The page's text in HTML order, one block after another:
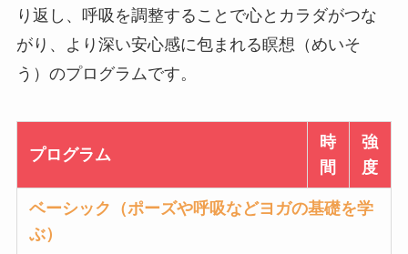
り返し、呼吸を調整することで心とカラダがつな
がり、より深い安心感に包まれる瞑想（めいそ
う）のプログラムです。
プログラム
時
間
強
度
ベーシック（ポーズや呼吸などヨガの基礎を学
ぶ）